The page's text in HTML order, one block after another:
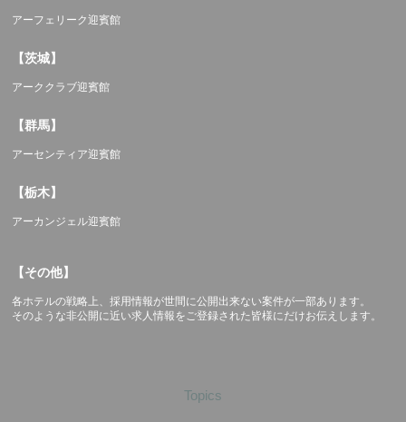
アーフェリーク迎賓館
【茨城】
アーククラブ迎賓館
【群馬】
アーセンティア迎賓館
【栃木】
アーカンジェル迎賓館
【その他】
各ホテルの戦略上、採用情報が世間に公開出来ない案件が一部あります。
そのような非公開に近い求人情報をご登録された皆様にだけお伝えします。
Topics